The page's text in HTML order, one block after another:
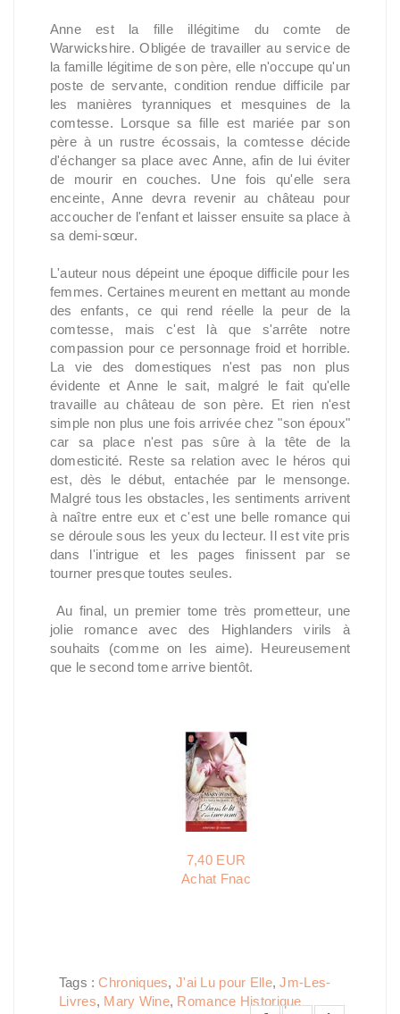
Anne est la fille illégitime du comte de
Warwickshire. Obligée de travailler au service de
la famille légitime de son père, elle n'occupe qu'un
poste de servante, condition rendue difficile par
les manières tyranniques et mesquines de la
comtesse. Lorsque sa fille est mariée par son
père à un rustre écossais, la comtesse décide
d'échanger sa place avec Anne, afin de lui éviter
de mourir en couches. Une fois qu'elle sera
enceinte, Anne devra revenir au château pour
accoucher de l'enfant et laisser ensuite sa place à
sa demi-sœur.
L'auteur nous dépeint une époque difficile pour les
femmes. Certaines meurent en mettant au monde
des enfants, ce qui rend réelle la peur de la
comtesse, mais c'est là que s'arrête notre
compassion pour ce personnage froid et horrible.
La vie des domestiques n'est pas non plus
évidente et Anne le sait, malgré le fait qu'elle
travaille au château de son père. Et rien n'est
simple non plus une fois arrivée chez "son époux"
car sa place n'est pas sûre à la tête de la
domesticité. Reste sa relation avec le héros qui
est, dès le début, entachée par le mensonge.
Malgré tous les obstacles, les sentiments arrivent
à naître entre eux et c'est une belle romance qui
se déroule sous les yeux du lecteur. Il est vite pris
dans l'intrigue et les pages finissent par se
tourner presque toutes seules.
Au final, un premier tome très prometteur, une
jolie romance avec des Highlanders virils à
souhaits (comme on les aime). Heureusement
que le second tome arrive bientôt.
7,40 EUR
Achat Fnac
Tags :Chroniques, J'ai Lu pour Elle,Jm-Les-
Livres, Mary Wine, Romance Historique